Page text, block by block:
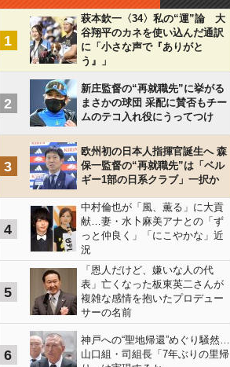
1
萩本欽一〈34〉私の“運”論 大
谷翔平のカネを使い込んだ通訳
に「小さな声で『ありがと
う』」
2
新庄監督の“再就職先”に挙がる
まさかの球団 采配に賛否もチー
ムのテコ入れ役にうってつけ
3
欧州初の日本人指揮官誕生へ 森
保一監督の“再就職先”は「ベル
ギー1部の日系クラブ」一択か
4
中村倫也が「風、薫る」に大貢
献…妻・水卜麻美アナとの「ず
っと仲良く」「にこやかな」近
況
5
「恩人だけど、嫌いな人の代
表」亡くなった板東英二さんが
複雑な感情を抱いたプロデュー
サーの名前
6
神戸への“聖地帰還”めぐり騒然…
山口組・司組長「7年ぶりの里帰